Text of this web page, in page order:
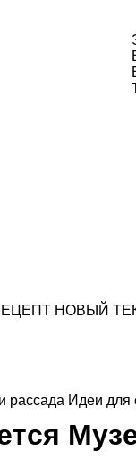
НОВЫЙ
рассада Идеи для